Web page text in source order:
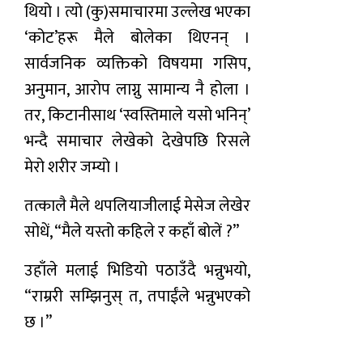
थियो । त्यो (कु)समाचारमा उल्लेख भएका
‘कोट’हरू मैले बोलेका थिएनन् ।
सार्वजनिक व्यक्तिको विषयमा गसिप,
अनुमान, आरोप लाग्नु सामान्य नै होला ।
तर, किटानीसाथ ‘स्वस्तिमाले यसो भनिन्’
भन्दै समाचार लेखेको देखेपछि रिसले
मेरो शरीर जम्यो ।
तत्कालै मैले थपलियाजीलाई मेसेज लेखेर
सोधें, “मैले यस्तो कहिले र कहाँ बोलें ?”
उहाँले मलाई भिडियो पठाउँदै भन्नुभयो,
“राम्ररी सम्झिनुस् त, तपाईंले भन्नुभएको
छ ।”